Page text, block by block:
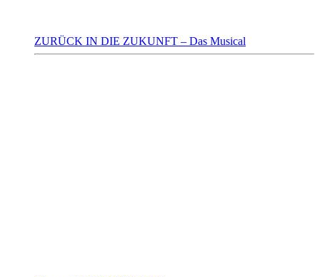
ZURÜCK IN DIE ZUKUNFT – Das Musical